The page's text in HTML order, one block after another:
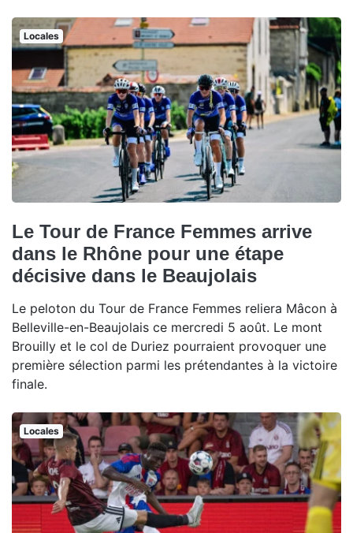
Locales
Le Tour de France Femmes arrive
dans le Rhône pour une étape
décisive dans le Beaujolais
Le peloton du Tour de France Femmes reliera Mâcon à
Belleville-en-Beaujolais ce mercredi 5 août. Le mont
Brouilly et le col de Duriez pourraient provoquer une
première sélection parmi les prétendantes à la victoire
finale.
Locales